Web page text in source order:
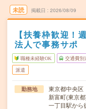
未読 掲載日 2026/08/09
【扶養枠歓迎！
法人で事務サポ
職種未経験OK 交通費別
派遣
勤務地
東京都中央区
新富町(東京
一丁目駅から